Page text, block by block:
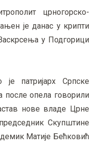
црногорско-
је данас у крипти
у Подгорици
патријарх Српске
после опела говорили
нове владе Црне
Скупштине
Матије Бећковић